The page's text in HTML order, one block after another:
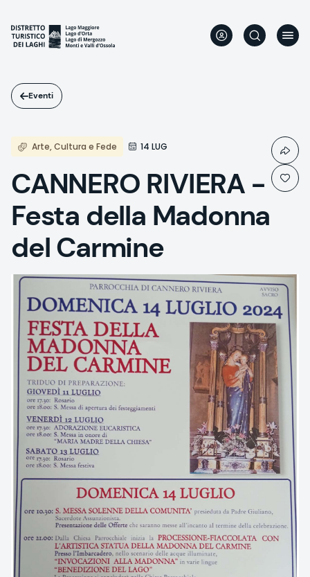
contenuto
principale
Eventi
Arte, Cultura e Fede 14 LUG
CANNERO RIVIERA -
Festa della Madonna
del Carmine